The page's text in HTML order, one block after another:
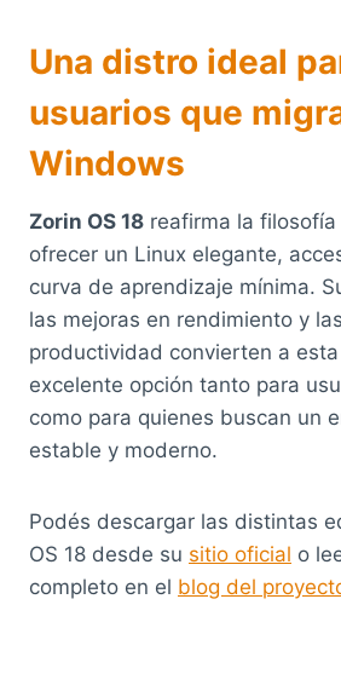
Una distro ideal
usuarios que
Windows
Zorin OS 18 reafirma la
ofrecer un Linux elegante,
curva de aprendizaje mínima.
las mejoras en rendimiento y
productividad convierten a
excelente opción tanto para
como para quienes buscan un
estable y moderno.
Podés descargar las distintas
OS 18 desde su sitio oficial o
completo en el blog del